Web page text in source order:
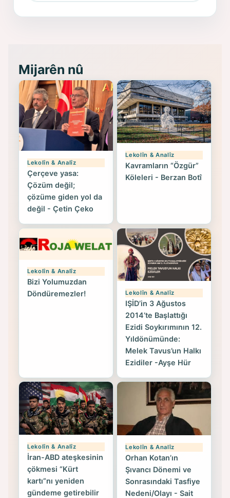
(Hoybun)’un Kuruluş Çalışmaları- 8
Mijarên nû
Lekolîn & Analîz
Çerçeve yasa:
Çözüm değil;
çözüme giden yol da
değil - Çetin Çeko
Lekolîn & Analîz
Kavramların “Özgür”
Köleleri - Berzan Botî
Lekolîn & Analîz
Bizi Yolumuzdan
Döndüremezler!
Lekolîn & Analîz
IŞİD’in 3 Ağustos
2014’te Başlattığı
Ezidi Soykırımının 12.
Yıldönümünde:
Melek Tavus’un Halkı
Ezidiler -Ayşe Hür
Lekolîn & Analîz
İran-ABD ateşkesinin
çökmesi “Kürt
kartı”nı yeniden
gündeme getirebilir
Lekolîn & Analîz
Orhan Kotan’ın
Şıvancı Dönemi ve
Sonrasındaki Tasfiye
Nedeni/Olayı - Sait